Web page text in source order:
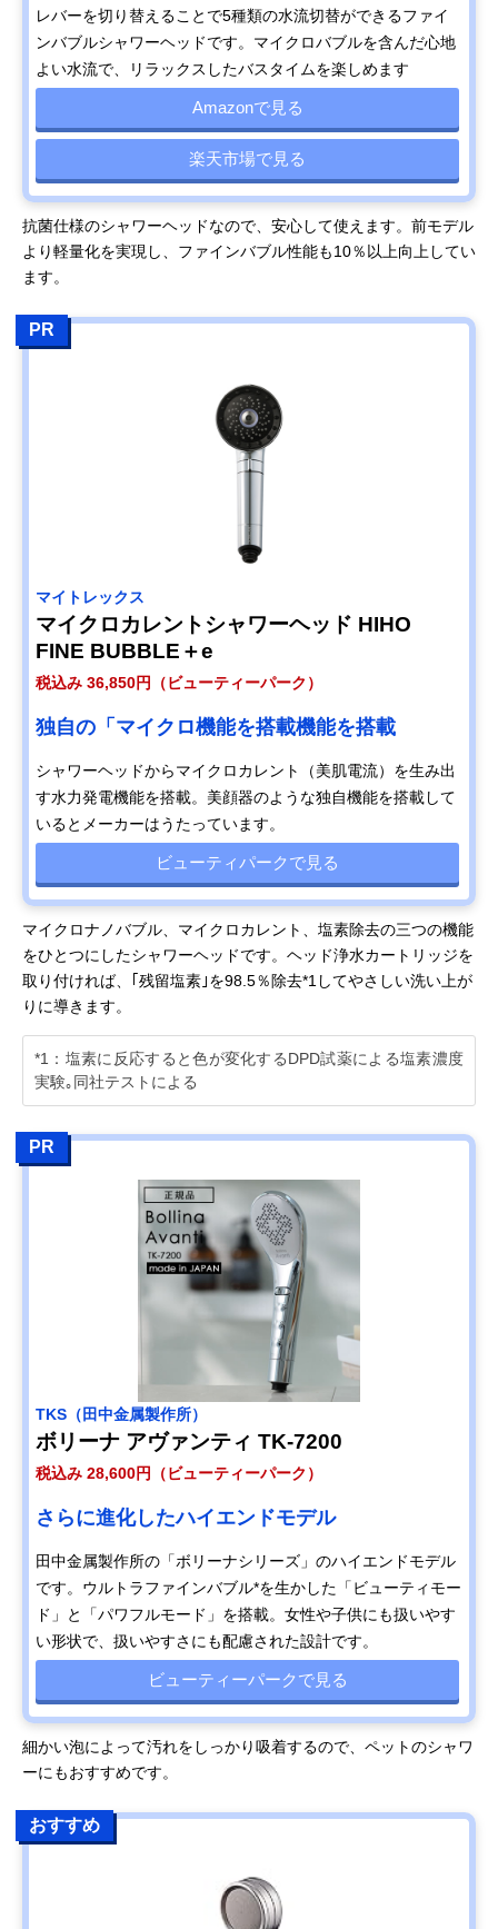
レバーを切り替えることで5種類の水流切替ができるファイ
ンバブルシャワーヘッドです。マイクロバブルを含んだ心地
よい水流で、リラックスしたバスタイムを楽しめます
Amazonで見る
楽天市場で見る
抗菌仕様のシャワーヘッドなので、安心して使えます。前モデル
より軽量化を実現し、ファインバブル性能も10％以上向上してい
ます。
PR
マイトレックス
マイクロカレントシャワーヘッド HIHO
FINE BUBBLE＋e
税込み 36,850円（ビューティーパーク）
独自の「マイクロ機能を搭載機能を搭載
シャワーヘッドからマイクロカレント（美肌電流）を生み出
す水力発電機能を搭載。美顔器のような独自機能を搭載して
いるとメーカーはうたっています。
ビューティパークで見る
マイクロナノバブル、マイクロカレント、塩素除去の三つの機能
をひとつにしたシャワーヘッドです。ヘッド浄水カートリッジを
取り付ければ、｢残留塩素｣を98.5％除去*1してやさしい洗い上が
りに導きます。
*1：塩素に反応すると色が変化するDPD試薬による塩素濃度
実験｡同社テストによる
PR
TKS（田中金属製作所）
ボリーナ アヴァンティ TK-7200
税込み 28,600円（ビューティーパーク）
さらに進化したハイエンドモデル
田中金属製作所の「ボリーナシリーズ」のハイエンドモデル
です。ウルトラファインバブル*を生かした「ビューティモー
ド」と「パワフルモード」を搭載。女性や子供にも扱いやす
い形状で、扱いやすさにも配慮された設計です。
ビューティーパークで見る
細かい泡によって汚れをしっかり吸着するので、ペットのシャワ
ーにもおすすめです。
おすすめ